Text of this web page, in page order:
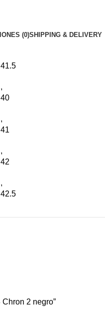
(0)SHIPPING & DELIVERY
41.5
,
40
,
41
,
42
,
42.5
2 negro”